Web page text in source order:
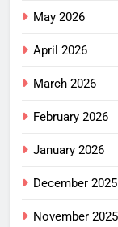
May 2026
April 2026
March 2026
February 2026
January 2026
December 2025
November 2025